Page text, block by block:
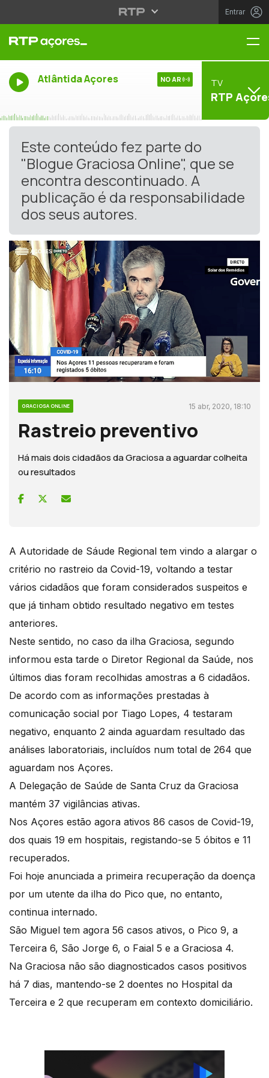
Entrar
Atlântida Açores NO AR TV
RTP
Este conteúdo fez parte do
"Blogue Graciosa Online", que se
encontra descontinuado. A
publicação é da responsabilidade
dos seus autores.
GRACIOSA ONLINE 15 abr, 2020, 18:10
Rastreio preventivo
Há mais dois cidadãos da Graciosa a aguardar colheita
ou resultados
A Autoridade de Sáude Regional tem vindo a alargar o
critério no rastreio da Covid-19, voltando a testar
vários cidadãos que foram considerados suspeitos e
que já tinham obtido resultado negativo em testes
anteriores.
Neste sentido, no caso da ilha Graciosa, segundo
informou esta tarde o Diretor Regional da Saúde, nos
últimos dias foram recolhidas amostras a 6 cidadãos.
De acordo com as informações prestadas à
comunicação social por Tiago Lopes, 4 testaram
negativo, enquanto 2 ainda aguardam resultado das
análises laboratoriais, incluídos num total de 264 que
aguardam nos Açores.
A Delegação de Saúde de Santa Cruz da Graciosa
mantém 37 vigilâncias ativas.
Nos Açores estão agora ativos 86 casos de Covid-19,
dos quais 19 em hospitais, registando-se 5 óbitos e 11
recuperados.
Foi hoje anunciada a primeira recuperação da doença
por um utente da ilha do Pico que, no entanto,
continua internado.
São Miguel tem agora 56 casos ativos, o Pico 9, a
Terceira 6, São Jorge 6, o Faial 5 e a Graciosa 4.
Na Graciosa não são diagnosticados casos positivos
há 7 dias, mantendo-se 2 doentes no Hospital da
Terceira e 2 que recuperam em contexto domiciliário.